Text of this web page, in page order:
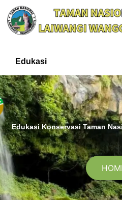
Edukasi
Edukasi Konservasi Taman